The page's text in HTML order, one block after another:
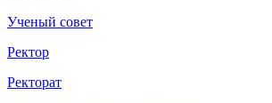
Ученый совет
Ректор
Ректорат